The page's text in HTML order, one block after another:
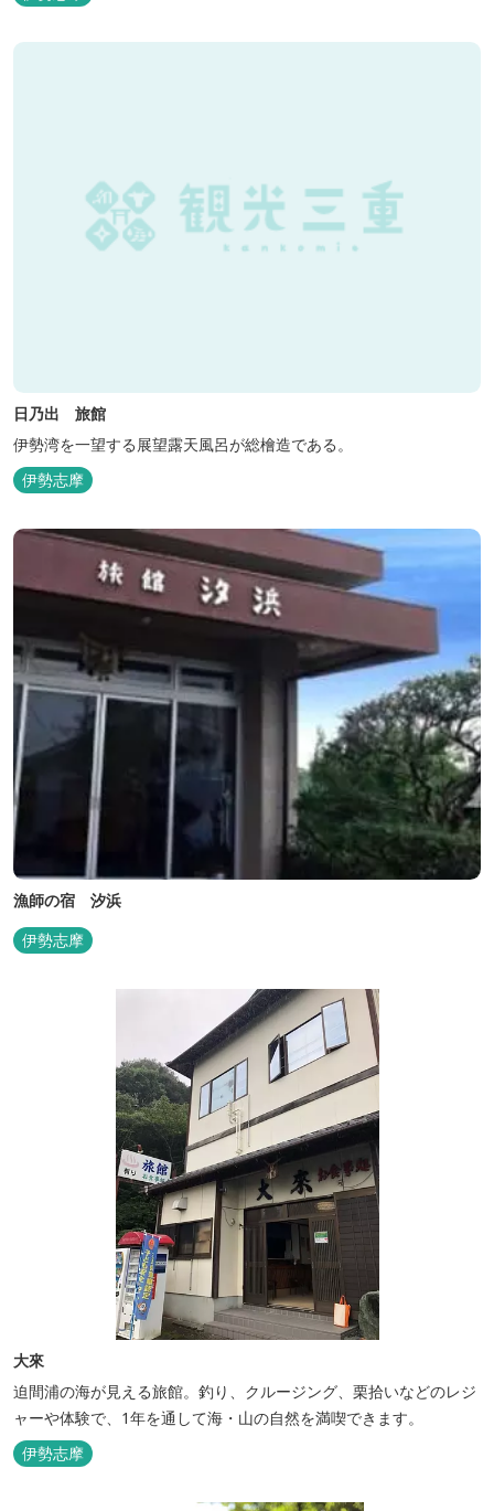
日乃出 旅館
伊勢湾を一望する展望露天風呂が総檜造である。
伊勢志摩
漁師の宿 汐浜
伊勢志摩
大來
迫間浦の海が見える旅館。釣り、クルージング、栗拾いなどのレジ
ャーや体験で、1年を通して海・山の自然を満喫できます。
伊勢志摩